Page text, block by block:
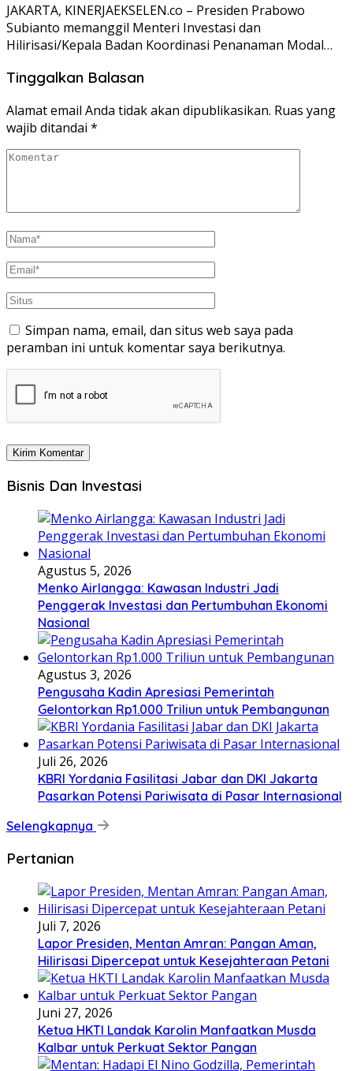
JAKARTA, KINERJAEKSELEN.co – Presiden Prabowo
Subianto memanggil Menteri Investasi dan
Hilirisasi/Kepala Badan Koordinasi Penanaman Modal…
Tinggalkan Balasan
Alamat email Anda tidak akan dipublikasikan. Ruas yang
wajib ditandai *
Simpan nama, email, dan situs web saya pada
peramban ini untuk komentar saya berikutnya.
Bisnis Dan Investasi
Agustus 5, 2026
Menko Airlangga: Kawasan Industri Jadi
Penggerak Investasi dan Pertumbuhan Ekonomi
Nasional
Agustus 3, 2026
Pengusaha Kadin Apresiasi Pemerintah
Gelontorkan Rp1.000 Triliun untuk Pembangunan
Juli 26, 2026
KBRI Yordania Fasilitasi Jabar dan DKI Jakarta
Pasarkan Potensi Pariwisata di Pasar Internasional
Selengkapnya
Pertanian
Juli 7, 2026
Lapor Presiden, Mentan Amran: Pangan Aman,
Hilirisasi Dipercepat untuk Kesejahteraan Petani
Juni 27, 2026
Ketua HKTI Landak Karolin Manfaatkan Musda
Kalbar untuk Perkuat Sektor Pangan